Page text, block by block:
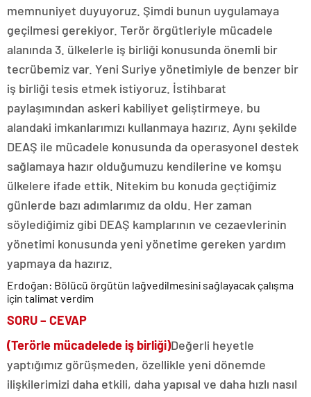
memnuniyet duyuyoruz. Şimdi bunun uygulamaya
geçilmesi gerekiyor. Terör örgütleriyle mücadele
alanında 3. ülkelerle iş birliği konusunda önemli bir
tecrübemiz var. Yeni Suriye yönetimiyle de benzer bir
iş birliği tesis etmek istiyoruz. İstihbarat
paylaşımından askeri kabiliyet geliştirmeye, bu
alandaki imkanlarımızı kullanmaya hazırız. Aynı şekilde
DEAŞ ile mücadele konusunda da operasyonel destek
sağlamaya hazır olduğumuzu kendilerine ve komşu
ülkelere ifade ettik. Nitekim bu konuda geçtiğimiz
günlerde bazı adımlarımız da oldu. Her zaman
söylediğimiz gibi DEAŞ kamplarının ve cezaevlerinin
yönetimi konusunda yeni yönetime gereken yardım
yapmaya da hazırız.
Erdoğan: Bölücü örgütün lağvedilmesini sağlayacak çalışma
için talimat verdim
SORU – CEVAP
(Terörle mücadelede iş birliği)Değerli heyetle
yaptığımız görüşmeden, özellikle yeni dönemde
ilişkilerimizi daha etkili, daha yapısal ve daha hızlı nasıl